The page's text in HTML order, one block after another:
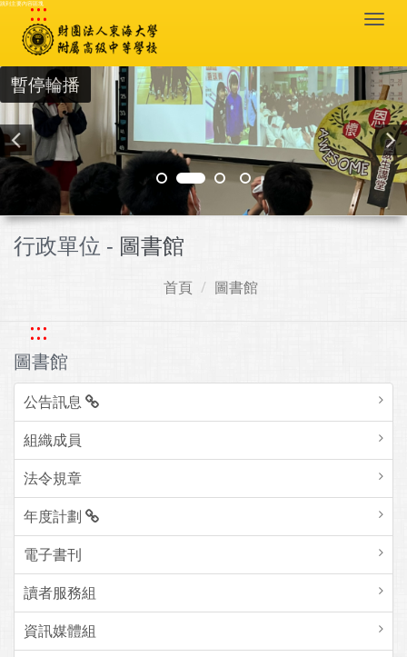
跳到主要內容區塊
:::
暫停輪播
行政單位 - 圖書館
首頁 圖書館
:::
圖書館
公告訊息
組織成員
法令規章
年度計劃
電子書刊
讀者服務組
資訊媒體組